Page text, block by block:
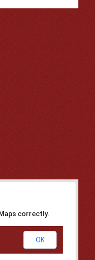
correctly.
OK